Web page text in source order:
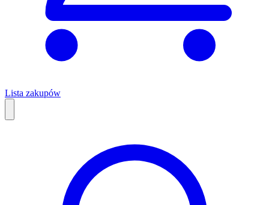
Lista zakupów